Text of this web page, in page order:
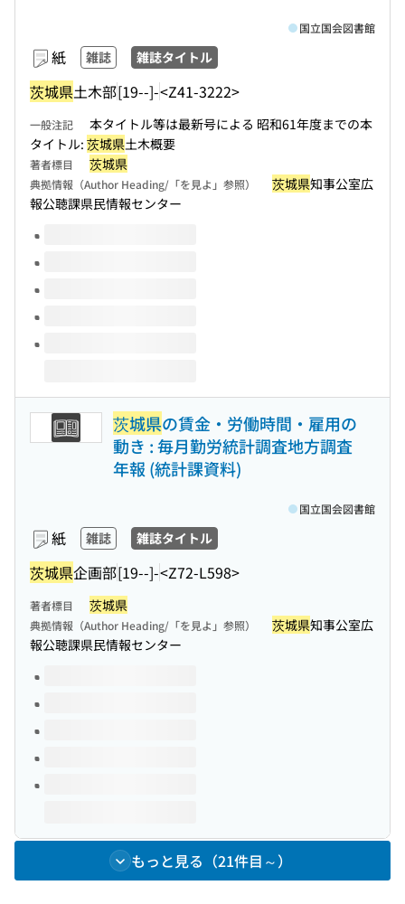
紙 雑誌 雑誌タイトル
茨城県土木部[19--]-<Z41-3222>
国立国会図書館
一般注記
本タイトル等は最新号による 昭和61年度までの本
タイトル: 茨城県土木概要
著者標目 茨城県
典拠情報（Author Heading/「を見よ」参照） 茨城県知事公室広
報公聴課県民情報センター
このタイトルの巻号
茨城県の賃金・労働時間・雇用の
動き : 毎月勤労統計調査地方調査
年報 (統計課資料)
紙 雑誌 雑誌タイトル
茨城県企画部[19--]-<Z72-L598>
国立国会図書館
著者標目 茨城県
典拠情報（Author Heading/「を見よ」参照） 茨城県知事公室広
報公聴課県民情報センター
このタイトルの巻号
もっと見る（21件目～）